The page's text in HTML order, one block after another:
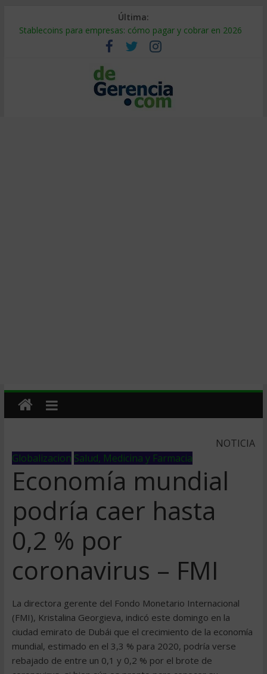
Última:
Stablecoins para empresas: cómo pagar y cobrar en 2026
Despido silencioso: qué es y por qué sale tan caro
IA en selección de personal: cómo auditarla a tiempo
Trabajo forzoso en la cadena de suministro: qué hacer
Mercado hispano de EE. UU.: cómo segmentarlo y venderle
NOTICIA
Globalizacion Salud, Medicina y Farmacia
Economía mundial
podría caer hasta
0,2 % por
coronavirus – FMI
La directora gerente del Fondo Monetario Internacional
(FMI), Kristalina Georgieva, indicó este domingo en la
ciudad emirato de Dubái que el crecimiento de la economía
mundial, estimado en el 3,3 % para 2020, podría verse
rebajado de entre un 0,1 y 0,2 % por el brote de